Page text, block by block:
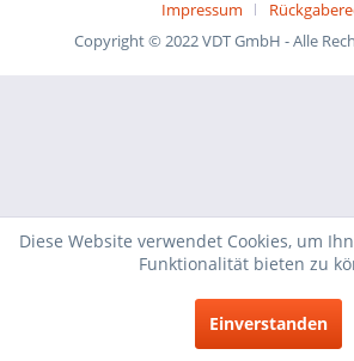
Impressum
Copyright © 2022 VDT GmbH - Alle
Diese Website verwendet Cookies, um
Funktionalität bieten zu
Einverstanden